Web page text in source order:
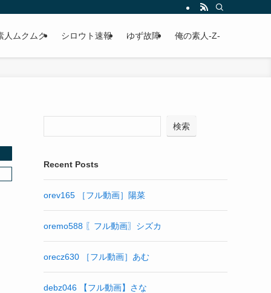
人ムクムク シロウト速報 ゆず故障 俺の素人-Z-
検索
Recent Posts
orev165 ［フル動画］陽菜
oremo588 〖フル動画〗シズカ
orecz630 ［フル動画］あむ
debz046 【フル動画】さな